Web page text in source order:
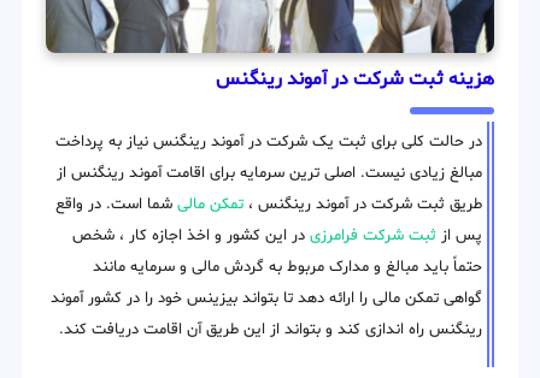
هزینه ثبت شرکت در آموند رینگنس
در حالت کلی برای ثبت یک شرکت در آموند رینگنس نیاز به پرداخت
مبالغ زیادی نیست. اصلی ترین سرمایه برای اقامت آموند رینگنس از
طریق ثبت شرکت در آموند رینگنس ، تمکن مالی شما است. در واقع
پس از ثبت شرکت فرامرزی در این کشور و اخذ اجازه کار ، شخص
حتماً باید مبالغ و مدارک مربوط به گردش مالی و سرمایه مانند
گواهی تمکن مالی را ارائه دهد تا بتواند بیزینس خود را در کشور آموند
رینگنس راه اندازی کند و بتواند از این طریق آن اقامت دریافت کند.